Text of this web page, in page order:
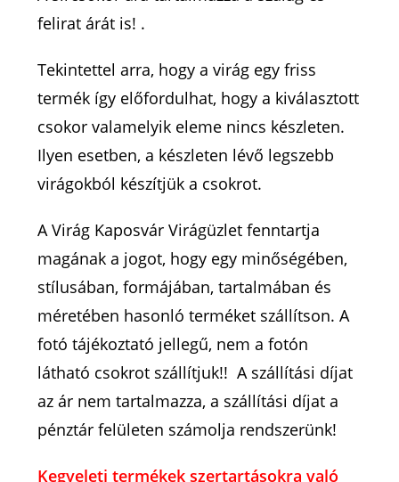
felirat árát is! .
Tekintettel arra, hogy a virág egy friss
termék így előfordulhat, hogy a kiválasztott
csokor valamelyik eleme nincs készleten.
Ilyen esetben, a készleten lévő legszebb
virágokból készítjük a csokrot.
A Virág Kaposvár Virágüzlet fenntartja
magának a jogot, hogy egy minőségében,
stílusában, formájában, tartalmában és
méretében hasonló terméket szállítson. A
fotó tájékoztató jellegű, nem a fotón
látható csokrot szállítjuk!! A szállítási díjat
az ár nem tartalmazza, a szállítási díjat a
pénztár felületen számolja rendszerünk!
Kegyeleti termékek szertartásokra való